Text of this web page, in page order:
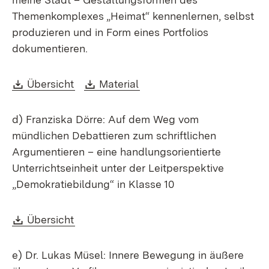
Themenkomplexes „Heimat“ kennenlernen, selbst
produzieren und in Form eines Portfolios
dokumentieren.
Download:
Übersicht (Öffnet in neuem Fenster)
Download:
Material
d) Franziska Dörre: Auf dem Weg vom
mündlichen Debattieren zum schriftlichen
Argumentieren – eine handlungsorientierte
Unterrichtseinheit unter der Leitperspektive
„Demokratiebildung“ in Klasse 10
Download:
Übersicht
e) Dr. Lukas Müsel: Innere Bewegung in äußere